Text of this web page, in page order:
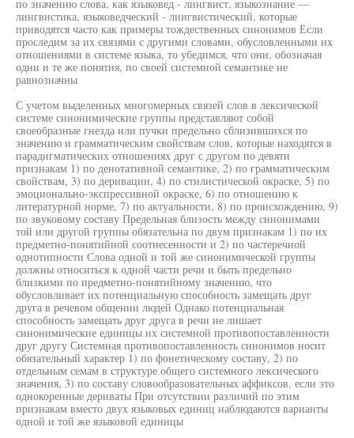
по значению слова, как языковед - лингвист, языкознание —
лингвистика, языковедческий - лингвистический, которые
приводятся часто как примеры тождественных синонимов Если
проследим за их связями с другими словами, обусловленными их
отношениями в системе языка, то убедимся, что они, обозначая
одни и те же понятия, по своей системной семантике не
равнозначны
С учетом выделенных многомерных связей слов в лексической
системе синонимические группы представляют собой
своеобразные гнезда или пучки предельно сблизившихся по
значению и грамматическим свойствам слов, которые находятся в
парадигматических отношениях друг с другом по девяти
признакам 1) по денотативной семантике, 2) по грамматическим
свойствам, 3) по деривации, 4) по стилистической окраске, 5) по
эмоционально-экспрессивной окраске, 6) по отношению к
литературной норме, 7) по актуальности, 8) по происхождению, 9)
по звуковому составу Предельная близость между синонимами
той или другой группы обязательна по двум признакам 1) по их
предметно-понятийной соотнесенности и 2) по частеречной
однотипности Слова одной и той же синонимической группы
должны относиться к одной части речи и быть предельно
близкими по предметно-понятийному значению, что
обусловливает их потенциальную способность замещать друг
друга в речевом общении людей Однако потенциальная
способность замещать друг друга в речи не лишает
синонимические единицы их системной противопоставленности
друг другу Системная противопоставленность синонимов носит
обязательный характер 1) по фонетическому составу, 2) по
отдельным семам в структуре общего системного лексического
значения, 3) по составу словообразовательных аффиксов, если это
однокоренные дериваты При отсутствии различий по этим
признакам вместо двух языковых единиц наблюдаются варианты
одной и той же языковой единицы